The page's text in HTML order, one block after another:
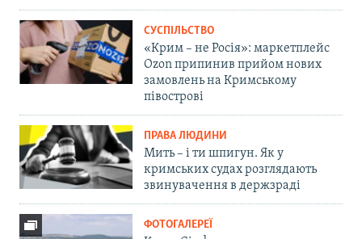
СУСПІЛЬСТВО
«Крим – не Росія»: маркетплейс
Ozon припинив прийом нових
замовлень на Кримському
півострові
ПРАВА ЛЮДИНИ
Мить – і ти шпигун. Як у
кримських судах розглядають
звинувачення в держзраді
ФОТОГАЛЕРЕЇ